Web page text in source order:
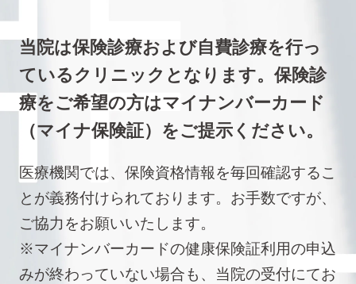
当院は保険診療および自費診療を行っ
ているクリニックとなります。保険診
療をご希望の方はマイナンバーカード
（マイナ保険証）をご提示ください。
医療機関では、保険資格情報を毎回確認するこ
とが義務付けられております。お手数ですが、
ご協力をお願いいたします。
※マイナンバーカードの健康保険証利用の申込
みが終わっていない場合も、当院の受付にてお